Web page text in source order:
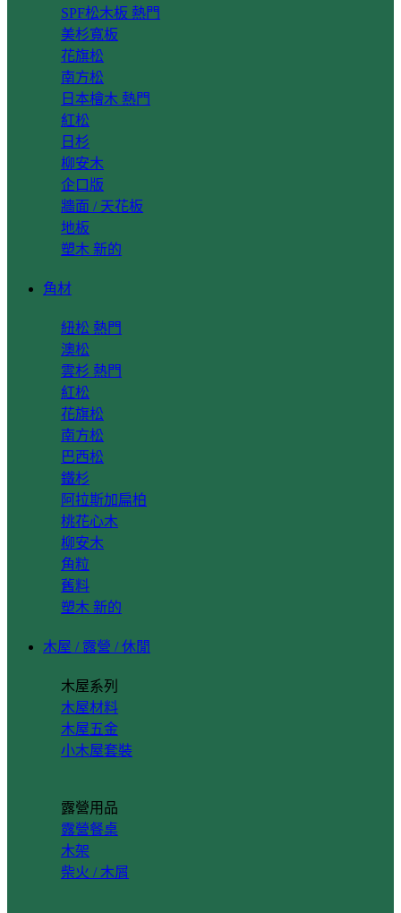
SPF松木板
美杉寬板
花旗松
南方松
日本檜木
紅松
日杉
柳安木
企口版
牆面 / 天花板
地板
塑木
角材
紐松
澳松
雲杉
紅松
花旗松
南方松
巴西松
鐵杉
阿拉斯加扁柏
桃花心木
柳安木
角粒
舊料
塑木
木屋 / 露營 / 休閒
木屋系列
木屋材料
木屋五金
小木屋套裝
露營用品
露營餐桌
木架
柴火 / 木屑